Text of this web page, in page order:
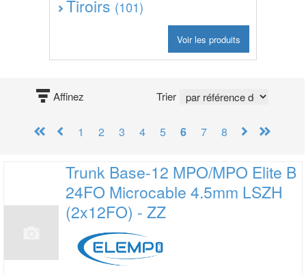
Tiroirs (101)
Voir les produits
Affinez Trier
1 2 3 4 5 6 7 8
Trunk Base-12 MPO/MPO Elite B
24FO Microcable 4.5mm LSZH
(2x12FO) - ZZ